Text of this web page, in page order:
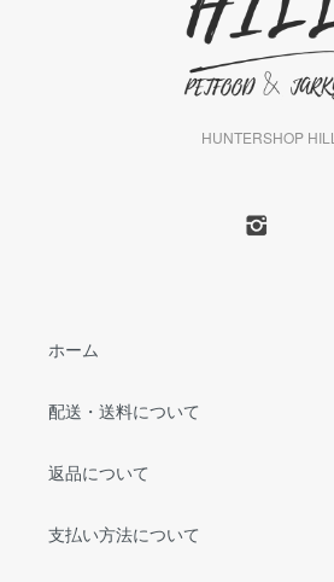
HUNTERSHOP HILL
ホーム
配送・送料について
返品について
支払い方法について